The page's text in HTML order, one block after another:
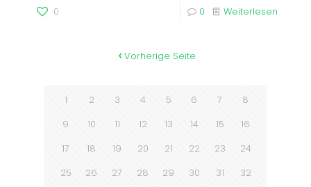
0 0 Weiterlesen
Vorherige Seite
1 2 3 4 5 6 7
8
9
10 11 12 13 14 15
16
17
18 19 20 21 22 23
24
25
26 27 28 29 30 31 32